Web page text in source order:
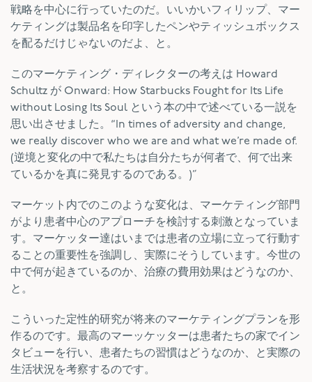
戦略を中心に行っていたのだ。いいかいフィリップ、マー
ケティングは製品名を印字したペンやティッシュボックス
を配るだけじゃないのだよ、と。
このマーケティング・ディレクターの考えは Howard
Schultz が Onward: How Starbucks Fought for Its Life
without Losing Its Soul という本の中で述べている一説を
思い出させました。“In times of adversity and change,
we really discover who we are and what we’re made of.
(逆境と変化の中で私たちは自分たちが何者で、何で出来
ているかを真に発見するのである。)”
マーケット内でのこのような変化は、マーケティング部門
がより患者中心のアプローチを検討する刺激となっていま
す。マーケッター達はいまでは患者の立場に立って行動す
ることの重要性を強調し、実際にそうしています。今世の
中で何が起きているのか、治療の費用効果はどうなのか、
と。
こういった定性的研究が将来のマーケティングプランを形
作るのです。最高のマーッケッターは患者たちの家でイン
タビューを行い、患者たちの習慣はどうなのか、と実際の
生活状況を考察するのです。